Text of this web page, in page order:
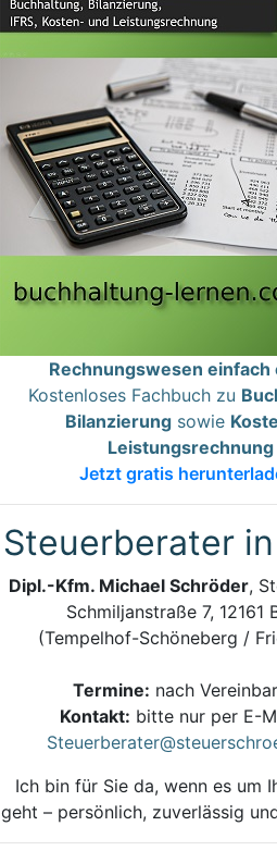
Rechnungswesen einfach
Kostenloses Fachbuch zu
Bilanzierung sowie
Leistungsrechnung
Jetzt gratis
Steuerberater
Dipl.-Kfm. Michael Schröder,
Schmiljanstraße 7, 12161
(Tempelhof-Schöneberg /
Termine: nach
Kontakt: bitte nur per E-
Ich bin für Sie da, wenn es um
geht – persönlich, zuverlässig